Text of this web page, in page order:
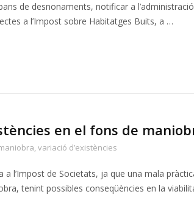
de desnonaments, notificar a
a l’Impost sobre Habitatges Buits, a …
en el fons de
,variació d’existències
l’Impost de Societats, ja que una mala
tenint possibles conseqüències en la